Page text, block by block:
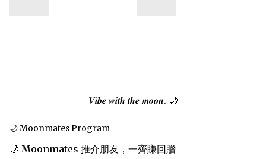
𝑽𝒊𝒃𝒆 𝒘𝒊𝒕𝒉 𝒕𝒉𝒆 𝒎𝒐𝒐𝒏. 🌙
🌙 Moonmates Program
🌙 Moonmates 推介朋友，一齊賺回贈